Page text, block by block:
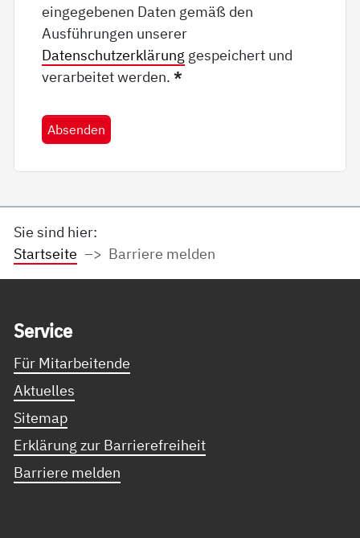
eingegebenen Daten gemäß den
Ausführungen unserer
Datenschutzerklärung gespeichert und
verarbeitet werden.*
Absenden
Sie sind hier:
Startseite
Barriere melden
Ser­vice
Für Mitarbeitende
Aktuelles
Sitemap
Erklärung zur Barrierefreiheit
Barriere melden